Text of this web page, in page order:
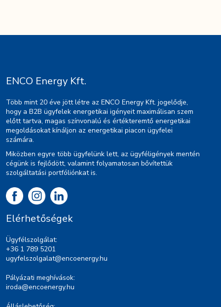
ENCO Energy Kft.
Több mint 20 éve jött létre az ENCO Energy Kft. jogelődje,
hogy a B2B ügyfelek energetikai igényeit maximálisan szem
előtt tartva, magas színvonalú és értékteremtő energetikai
megoldásokat kínáljon az energetikai piacon ügyfelei
számára.
Miközben egyre több ügyfelünk lett, az ügyféligények mentén
cégünk is fejlődött, valamint folyamatosan bővítettük
szolgáltatási portfóliónkat is.
Elérhetőségek
Ügyfélszolgálat:
+36 1 789 5201
ugyfelszolgalat@encoenergy.hu
Pályázati meghívások:
iroda@encoenergy.hu